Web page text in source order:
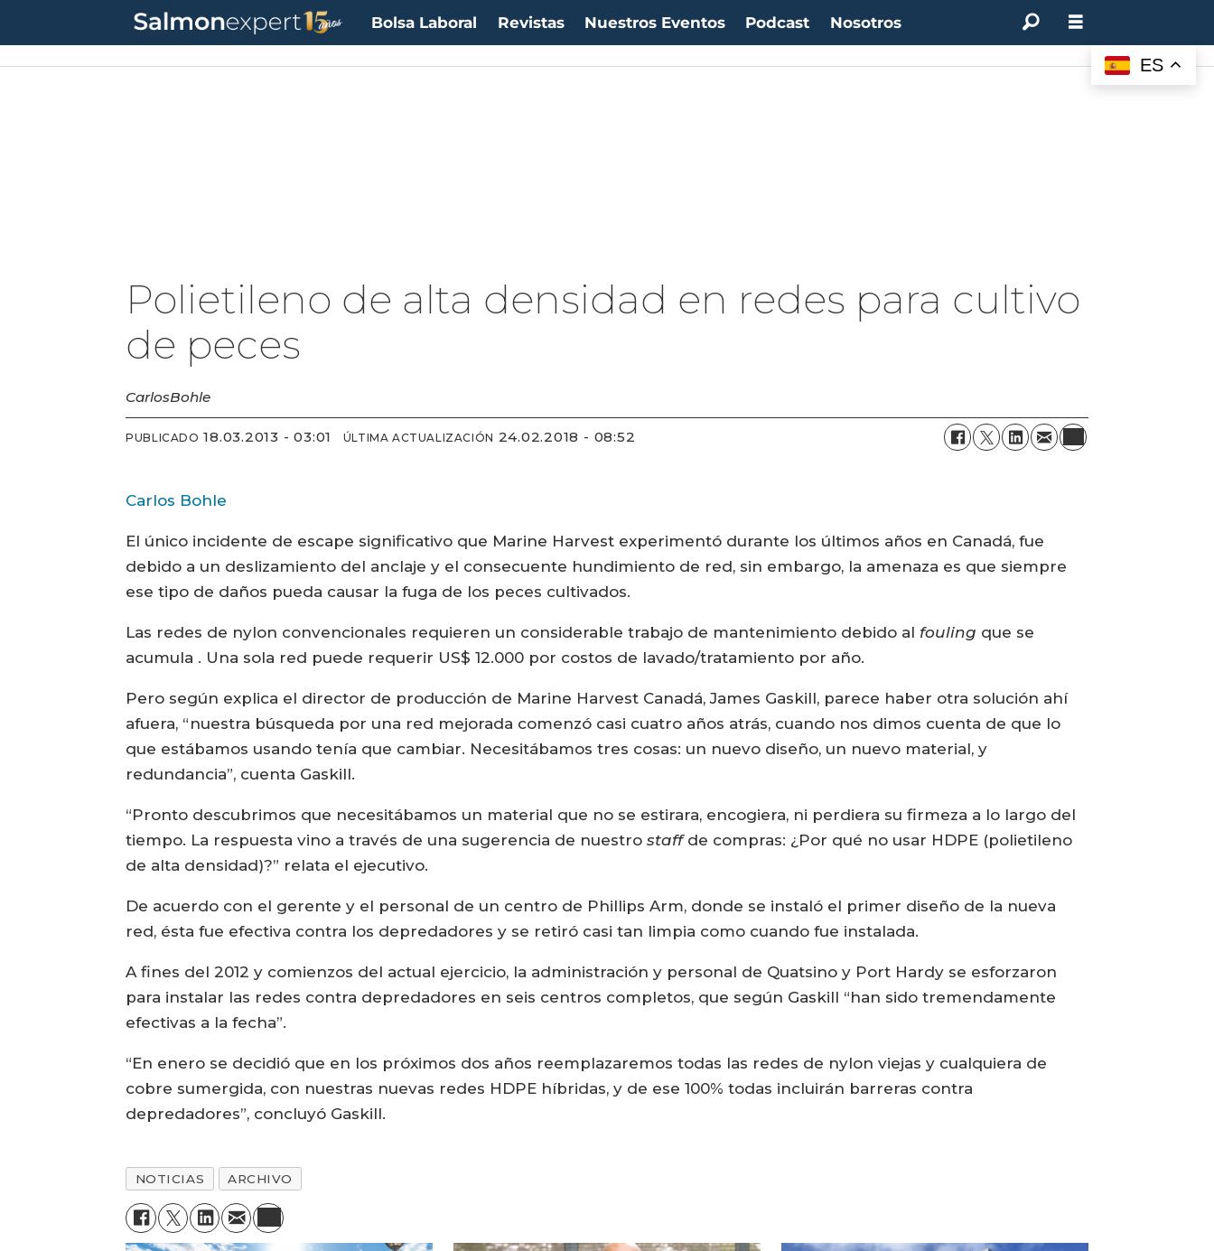
Bolsa Laboral Revistas Nuestros Eventos Podcast Nosotros
Polietileno de alta densidad en redes para cultivo
de peces
CarlosBohle
PUBLICADO 18.03.2013 - 03:01 ÚLTIMA ACTUALIZACIÓN 24.02.2018 - 08:52
Carlos Bohle
El único incidente de escape significativo que Marine Harvest experimentó durante los últimos años en Canadá, fue
debido a un deslizamiento del anclaje y el consecuente hundimiento de red, sin embargo, la amenaza es que siempre
ese tipo de daños pueda causar la fuga de los peces cultivados.
Las redes de nylon convencionales requieren un considerable trabajo de mantenimiento debido al fouling que se
acumula . Una sola red puede requerir US$ 12.000 por costos de lavado/tratamiento por año.
Pero según explica el director de producción de Marine Harvest Canadá, James Gaskill, parece haber otra solución ahí
afuera, “nuestra búsqueda por una red mejorada comenzó casi cuatro años atrás, cuando nos dimos cuenta de que lo
que estábamos usando tenía que cambiar. Necesitábamos tres cosas: un nuevo diseño, un nuevo material, y
redundancia”, cuenta Gaskill.
“Pronto descubrimos que necesitábamos un material que no se estirara, encogiera, ni perdiera su firmeza a lo largo del
tiempo. La respuesta vino a través de una sugerencia de nuestrostaffde compras: ¿Por qué no usar HDPE (polietileno
de alta densidad)?” relata el ejecutivo.
De acuerdo con el gerente y el personal de un centro de Phillips Arm, donde se instaló el primer diseño de la nueva
red, ésta fue efectiva contra los depredadores y se retiró casi tan limpia como cuando fue instalada.
A fines del 2012 y comienzos del actual ejercicio, la administración y personal de Quatsino y Port Hardy se esforzaron
para instalar las redes contra depredadores en seis centros completos, que según Gaskill “han sido tremendamente
efectivas a la fecha”.
“En enero se decidió que en los próximos dos años reemplazaremos todas las redes de nylon viejas y cualquiera de
cobre sumergida, con nuestras nuevas redes HDPE híbridas, y de ese 100% todas incluirán barreras contra
depredadores”, concluyó Gaskill.
NOTICIAS ARCHIVO
ES